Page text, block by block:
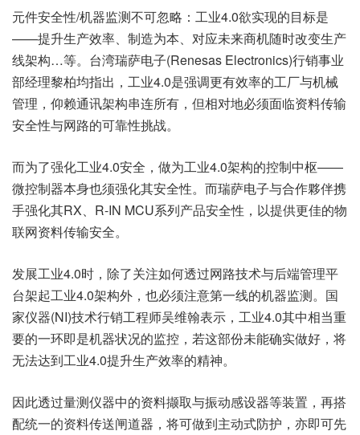
元件安全性/机器监测不可忽略：工业4.0欲实现的目标是
——提升生产效率、制造为本、对应未来商机随时改变生产
线架构…等。台湾瑞萨电子(Renesas Electronics)行销事业
部经理黎柏均指出，工业4.0是强调更有效率的工厂与机械
管理，仰赖通讯架构串连所有，但相对地必须面临资料传输
安全性与网路的可靠性挑战。
而为了强化工业4.0安全，做为工业4.0架构的控制中枢——
微控制器本身也须强化其安全性。而瑞萨电子与合作夥伴携
手强化其RX、R-IN MCU系列产品安全性，以提供更佳的物
联网资料传输安全。
发展工业4.0时，除了关注如何透过网路技术与后端管理平
台架起工业4.0架构外，也必须注意第一线的机器监测。国
家仪器(NI)技术行销工程师吴维翰表示，工业4.0其中相当重
要的一环即是机器状况的监控，若这部份未能确实做好，将
无法达到工业4.0提升生产效率的精神。
因此透过量测仪器中的资料撷取与振动感设器等装置，再搭
配统一的资料传送闸道器，将可做到主动式防护，亦即可先